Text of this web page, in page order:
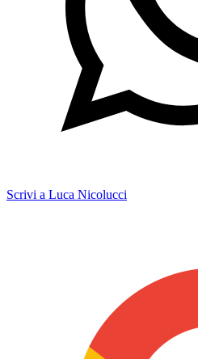
Scrivi a Luca Nicolucci